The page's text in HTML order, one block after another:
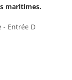
maritimes.
- Entrée D